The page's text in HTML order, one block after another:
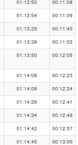
01:12:53
00:11:08
01:12:54
00:11:09
01:13:25
00:11:40
01:13:38
00:11:53
01:13:50 00:12:05
01:14:08
00:12:23
01:14:09
00:12:24
01:14:26
00:12:41
01:14:34
00:12:49
01:14:42
00:12:57
01:14:45
00:13:00